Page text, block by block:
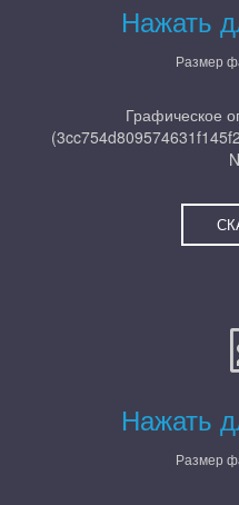
Нажать
Размер
Графическое
Нажать
Размер